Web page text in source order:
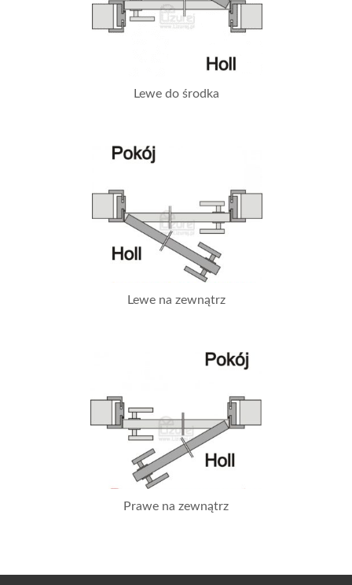
Lewe do środka
Lewe na zewnątrz
Prawe na zewnątrz